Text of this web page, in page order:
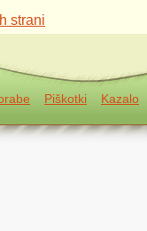
strani
Piškotki Kazalo